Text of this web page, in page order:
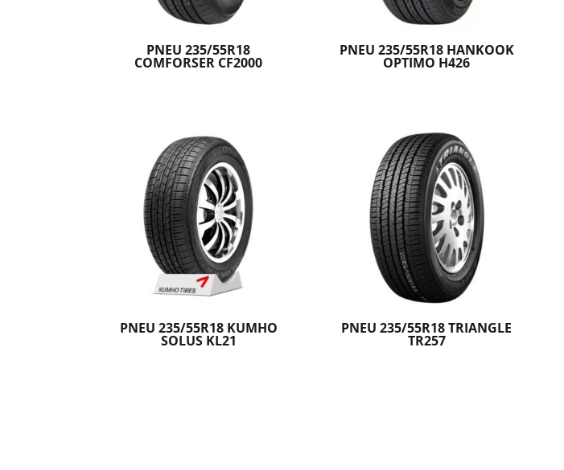
PNEU 235/55R18
COMFORSER CF2000
PNEU 235/55R18 HANKOOK
OPTIMO H426
PNEU 235/55R18 KUMHO
SOLUS KL21
PNEU 235/55R18 TRIANGLE
TR257